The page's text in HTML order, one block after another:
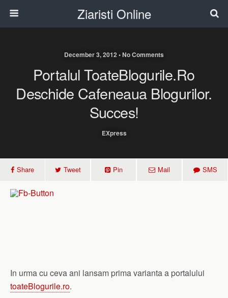
Ziaristi Online
December 3, 2012 • No Comments
Portalul ToateBlogurile.ro
Deschide Cafeneaua Blogurilor.
Succes!
EXpress
Share Tweet Pin Mail SMS
In urma cu ceva ani lansam prima varianta a portalului
toateBlogurile.ro.